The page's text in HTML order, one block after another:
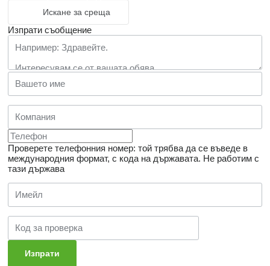
Искане за среща
Изпрати съобщение
Проверете телефонния номер: той трябва да се въведе в
международния формат, с кода на държавата. Не работим с
тази държава